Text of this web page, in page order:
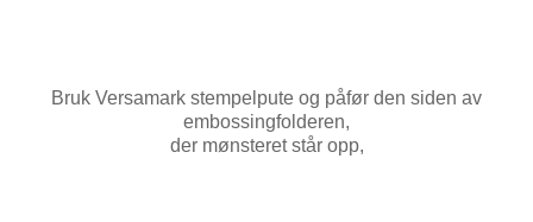
Bruk Versamark stempelpute og påfør den siden av
embossingfolderen,
der mønsteret står opp,